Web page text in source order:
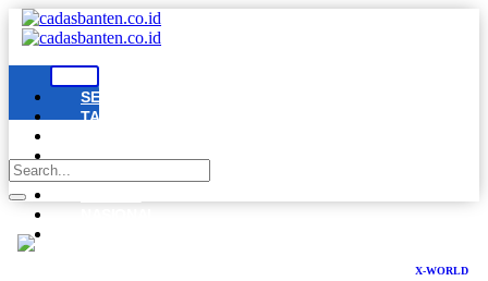
SERANG
TANGERANG
LEBAK
X-WORLD